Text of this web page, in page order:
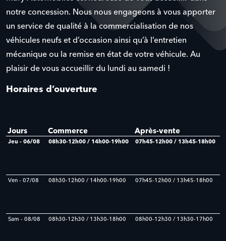
notre concession. Nous nous engageons à vous apporter
un service de qualité à la commercialisation de nos
véhicules neufs et d’occasion ainsi qu’à l’entretien
mécanique ou la remise en état de votre véhicule. Au
plaisir de vous accueillir du lundi au samedi !
Horaires d’ouverture
Jours
Jeu - 06/08
Ven - 07/08
Sam - 08/08
Commerce
08h30-12h00 / 14h00-19h00
08h30-12h00 / 14h00-19h00
08h30-12h30 / 13h30-18h00
Après-vente
07h45-12h00 / 13h45-18h00
07h45-12h00 / 13h45-18h00
08h00-12h30 / 13h30-17h00